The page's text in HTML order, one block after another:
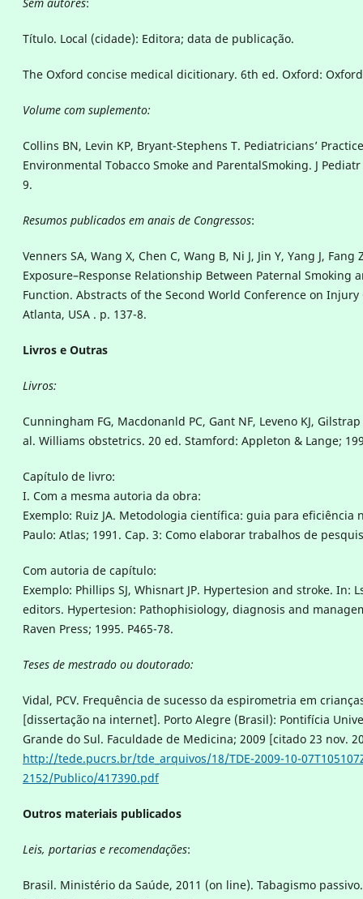
Título. Local (cidade): Editora; data de publicação.
The Oxford concise medical dicitionary. 6th ed. Oxford:
Volume com suplemento:
Collins BN, Levin KP, Bryant-Stephens T. Pediatricians’
Environmental Tobacco Smoke and ParentalSmoking. J
9.
Resumos publicados em anais de Congressos:
Venners SA, Wang X, Chen C, Wang B, Ni J, Jin Y, Yang J, Fang
Exposure–Response Relationship Between Paternal Smoking
Function. Abstracts of the Second World Conference on Injury
Atlanta, USA . p. 137-8.
Livros e Outras
Livros:
Cunningham FG, Macdonanld PC, Gant NF, Leveno KJ,
al. Williams obstetrics. 20 ed. Stamford: Appleton & Lange;
Capítulo de livro:
I. Com a mesma autoria da obra:
Exemplo: Ruiz JA. Metodologia científica: guia para eficiência
Paulo: Atlas; 1991. Cap. 3: Como elaborar trabalhos de
Com autoria de capítulo:
Exemplo: Phillips SJ, Whisnart JP. Hypertesion and stroke. In:
editors. Hypertesion: Pathophisiology, diagnosis and
Raven Press; 1995. P465-78.
Teses de mestrado ou doutorado:
Vidal, PCV. Frequência de sucesso da espirometria em
[dissertação na internet]. Porto Alegre (Brasil): Pontifícia
Grande do Sul. Faculdade de Medicina; 2009 [citado 23 nov.
http://tede.pucrs.br/tde_arquivos/18/TDE-2009-10-
2152/Publico/417390.pdf
Outros materiais publicados
Leis, portarias e recomendações:
Brasil. Ministério da Saúde, 2011 (on line). Tabagismo